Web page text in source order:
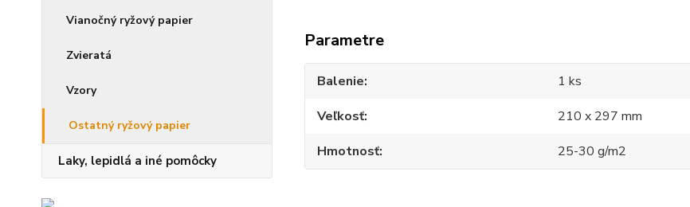
Vianočný ryžový papier
Zvieratá
Vzory
Ostatný ryžový papier
Laky, lepidlá a iné pomôcky
Parametre
Balenie
1 ks
Veľkosť
210 x 297 mm
Hmotnosť
25-30 g/m2